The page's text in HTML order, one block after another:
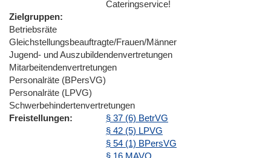
Cateringservice!
Zielgruppen
Betriebsräte
Gleichstellungsbeauftragte/Frauen/Männer
Jugend- und Auszubildendenvertretungen
Mitarbeitendenvertretungen
Personalräte (BPersVG)
Personalräte (LPVG)
Schwerbehindertenvertretungen
Freistellungen
§ 37 (6) BetrVG
§ 42 (5) LPVG
§ 54 (1) BPersVG
§ 16 MAVO